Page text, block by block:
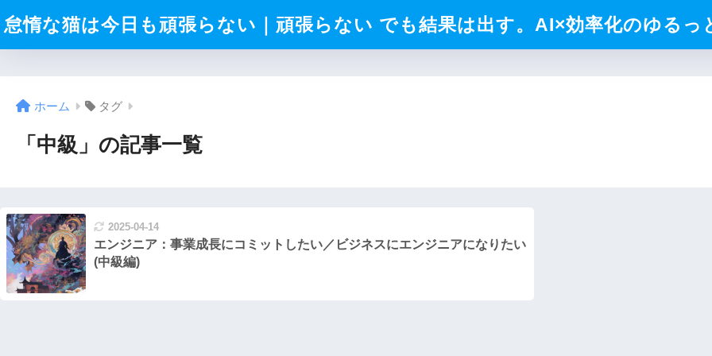
怠惰な猫は今日も頑張らない｜頑張らない でも結果は出す。AI×効率化のゆるっ
ホーム タグ
「中級」の記事一覧
2025-04-14
エンジニア：事業成長にコミットしたい／ビジネスにエンジニアになりたい
(中級編)